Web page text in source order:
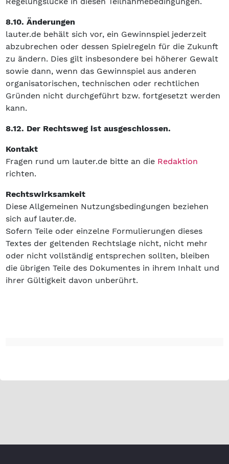
8.10. Änderungen
lauter.de behält sich vor, ein Gewinnspiel jederzeit
abzubrechen oder dessen Spielregeln für die Zukunft
zu ändern. Dies gilt insbesondere bei höherer Gewalt
sowie dann, wenn das Gewinnspiel aus anderen
organisatorischen, technischen oder rechtlichen
Gründen nicht durchgeführt bzw. fortgesetzt werden
kann.
8.12. Der Rechtsweg ist ausgeschlossen.
Kontakt
Fragen rund um lauter.de bitte an die Redaktion
richten.
Rechtswirksamkeit
Diese Allgemeinen Nutzungsbedingungen beziehen
sich auf lauter.de.
Sofern Teile oder einzelne Formulierungen dieses
Textes der geltenden Rechtslage nicht, nicht mehr
oder nicht vollständig entsprechen sollten, bleiben
die übrigen Teile des Dokumentes in ihrem Inhalt und
ihrer Gültigkeit davon unberührt.